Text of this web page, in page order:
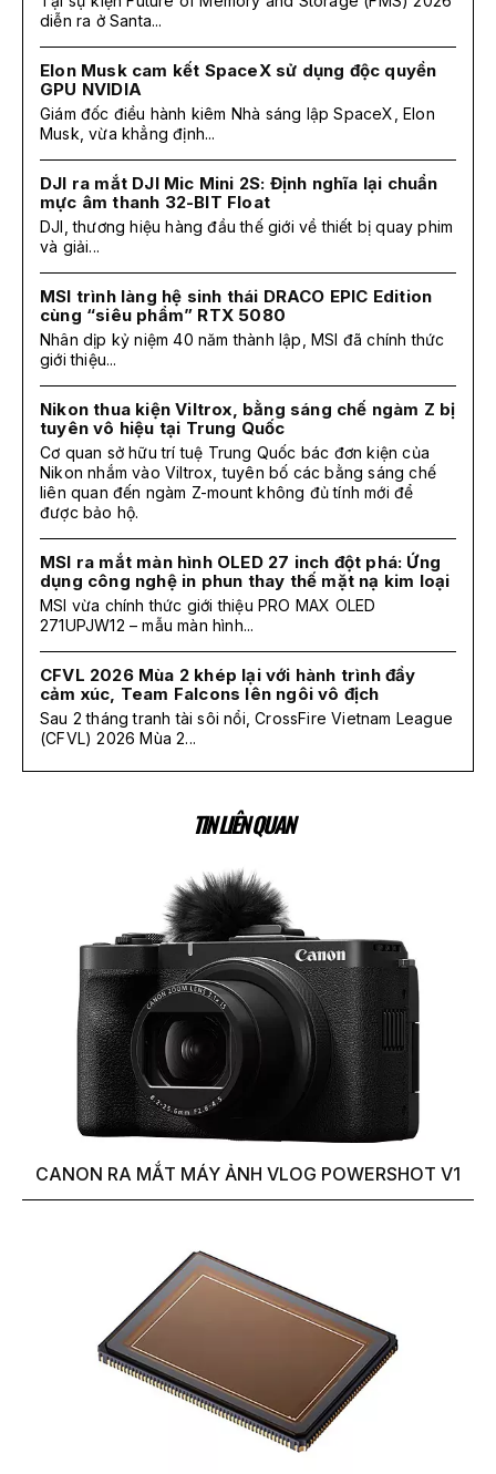
diễn ra ở Santa...
Elon Musk cam kết SpaceX sử dụng độc quyền
GPU NVIDIA
Giám đốc điều hành kiêm Nhà sáng lập SpaceX, Elon
Musk, vừa khẳng định...
DJI ra mắt DJI Mic Mini 2S: Định nghĩa lại chuẩn
mực âm thanh 32-BIT Float
DJI, thương hiệu hàng đầu thế giới về thiết bị quay phim
và giải...
MSI trình làng hệ sinh thái DRACO EPIC Edition
cùng “siêu phẩm” RTX 5080
Nhân dịp kỷ niệm 40 năm thành lập, MSI đã chính thức
giới thiệu...
Nikon thua kiện Viltrox, bằng sáng chế ngàm Z bị
tuyên vô hiệu tại Trung Quốc
Cơ quan sở hữu trí tuệ Trung Quốc bác đơn kiện của
Nikon nhắm vào Viltrox, tuyên bố các bằng sáng chế
liên quan đến ngàm Z-mount không đủ tính mới để
được bảo hộ.
MSI ra mắt màn hình OLED 27 inch đột phá: Ứng
dụng công nghệ in phun thay thế mặt nạ kim loại
MSI vừa chính thức giới thiệu PRO MAX OLED
271UPJW12 – mẫu màn hình...
CFVL 2026 Mùa 2 khép lại với hành trình đầy
cảm xúc, Team Falcons lên ngôi vô địch
Sau 2 tháng tranh tài sôi nổi, CrossFire Vietnam League
(CFVL) 2026 Mùa 2...
TIN LIÊN QUAN
CANON RA MẮT MÁY ẢNH VLOG POWERSHOT V1